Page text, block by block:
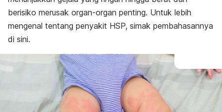
berisiko merusak organ-organ penting. Untuk lebih
mengenal tentang penyakit HSP, simak pembahasannya
di sini.